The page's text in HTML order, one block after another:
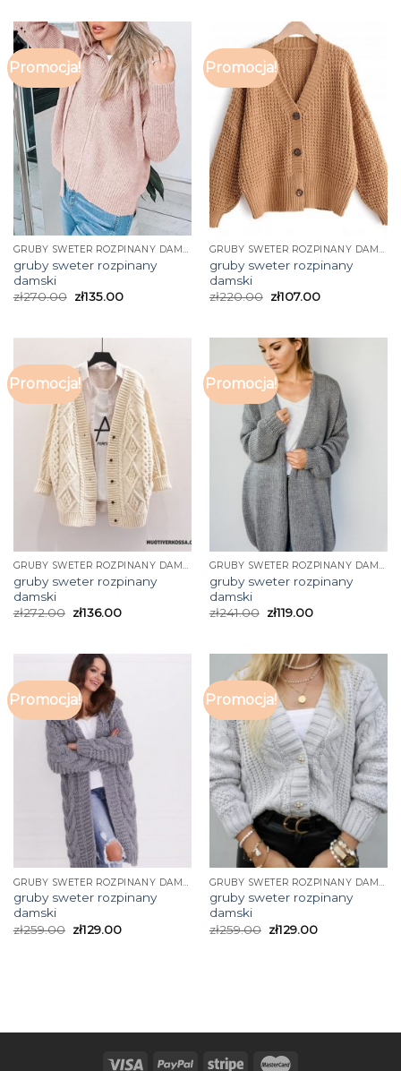
Promocja!
GRUBY SWETER ROZPINANY DAMSKI
gruby sweter rozpinany
damski
zł270.00 zł135.00
Promocja!
GRUBY SWETER ROZPINANY DAMSKI
gruby sweter rozpinany
damski
zł220.00 zł107.00
Promocja!
GRUBY SWETER ROZPINANY DAMSKI
gruby sweter rozpinany
damski
zł272.00 zł136.00
Promocja!
GRUBY SWETER ROZPINANY DAMSKI
gruby sweter rozpinany
damski
zł241.00 zł119.00
Promocja!
gruby sweter rozpinany
damski
zł259.00 zł129.00
Promocja!
gruby sweter rozpinany
damski
zł259.00 zł129.00